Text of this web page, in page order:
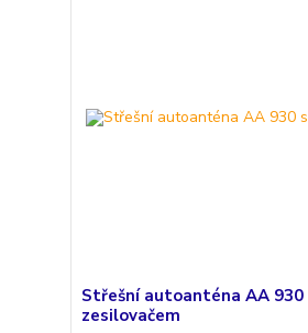
Střešní autoanténa AA 930
zesilovačem